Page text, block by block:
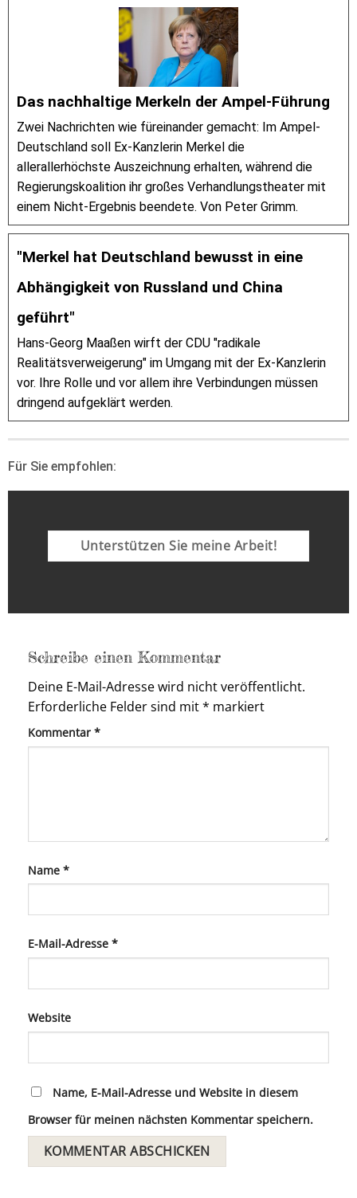
Das nachhaltige Merkeln der Ampel-Führung
Zwei Nachrichten wie füreinander gemacht: Im Ampel-
Deutschland soll Ex-Kanzlerin Merkel die
allerallerhöchste Auszeichnung erhalten, während die
Regierungskoalition ihr großes Verhandlungstheater mit
einem Nicht-Ergebnis beendete. Von Peter Grimm.
"Merkel hat Deutschland bewusst in eine
Abhängigkeit von Russland und China
geführt"
Hans-Georg Maaßen wirft der CDU "radikale
Realitätsverweigerung" im Umgang mit der Ex-Kanzlerin
vor. Ihre Rolle und vor allem ihre Verbindungen müssen
dringend aufgeklärt werden.
Für Sie empfohlen:
Unterstützen Sie meine Arbeit!
Schreibe einen Kommentar
Deine E-Mail-Adresse wird nicht veröffentlicht.
Erforderliche Felder sind mit* markiert
Kommentar *
Name *
E-Mail-Adresse *
Website
Name, E-Mail-Adresse und Website in diesem
Browser für meinen nächsten Kommentar speichern.